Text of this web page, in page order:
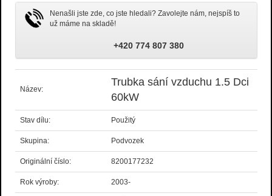
Nenašli jste zde, co jste hledali? Zavolejte nám, nejspíš to
už máme na skladě!
+420 774 807 380
Název:
Trubka sání vzduchu 1.5 Dci
60kW
Stav dílu: Použitý
Skupina: Podvozek
Originální číslo: 8200177232
Rok výroby: 2003-